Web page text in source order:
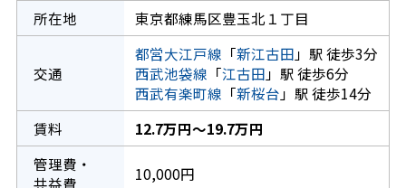
所在地 東京都練馬区豊玉北１丁目
交通
都営大江戸線 「新江古田 」駅 徒歩3分
西武池袋線 「江古田 」駅 徒歩6分
西武有楽町線 「新桜台 」駅 徒歩14分
賃料
12.7万円～19.7万円
管理費・
共益費
10,000円